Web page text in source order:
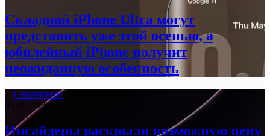
Складной iPhone Ultra могут
представить уже этой осенью, а
юбилейный iPhone получит
неожиданную особенность
Смартфоны
05.08.2026
Инсайдеры раскрыли возможную цену